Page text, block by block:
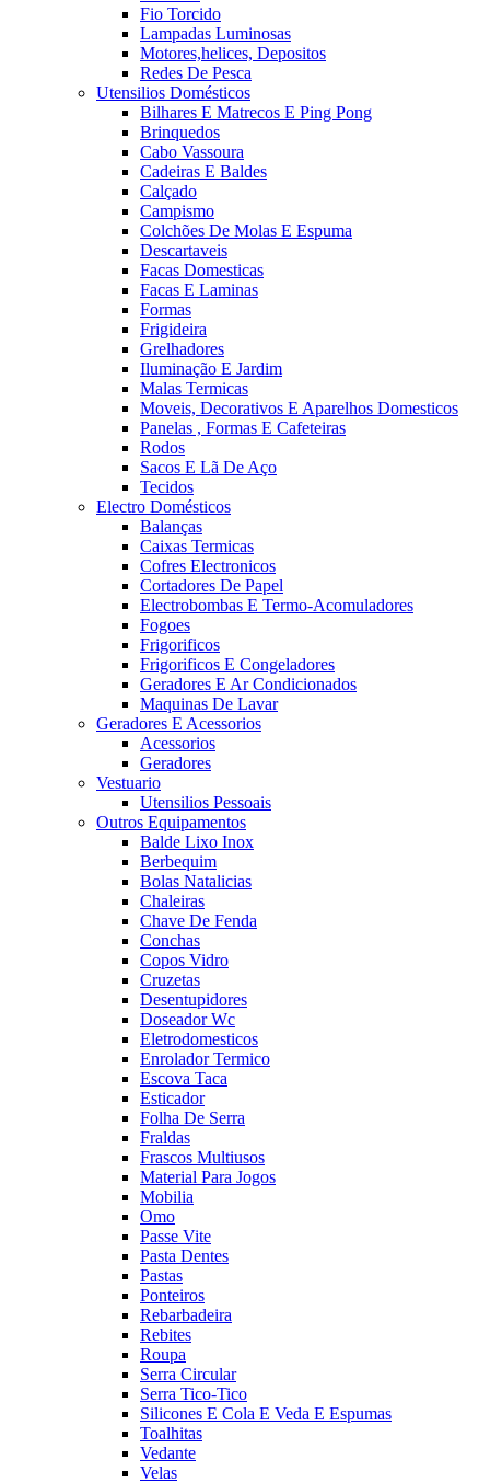
Fio Torcido
Lampadas Luminosas
Motores,helices, Depositos
Redes De Pesca
Utensilios Domésticos
Bilhares E Matrecos E Ping Pong
Brinquedos
Cabo Vassoura
Cadeiras E Baldes
Calçado
Campismo
Colchões De Molas E Espuma
Descartaveis
Facas Domesticas
Facas E Laminas
Formas
Frigideira
Grelhadores
Iluminação E Jardim
Malas Termicas
Moveis, Decorativos E Aparelhos Domesticos
Panelas , Formas E Cafeteiras
Rodos
Sacos E Lã De Aço
Tecidos
Electro Domésticos
Balanças
Caixas Termicas
Cofres Electronicos
Cortadores De Papel
Electrobombas E Termo-Acomuladores
Fogoes
Frigorificos
Frigorificos E Congeladores
Geradores E Ar Condicionados
Maquinas De Lavar
Geradores E Acessorios
Acessorios
Geradores
Vestuario
Utensilios Pessoais
Outros Equipamentos
Balde Lixo Inox
Berbequim
Bolas Natalicias
Chaleiras
Chave De Fenda
Conchas
Copos Vidro
Cruzetas
Desentupidores
Doseador Wc
Eletrodomesticos
Enrolador Termico
Escova Taca
Esticador
Folha De Serra
Fraldas
Frascos Multiusos
Material Para Jogos
Mobilia
Omo
Passe Vite
Pasta Dentes
Pastas
Ponteiros
Rebarbadeira
Rebites
Roupa
Serra Circular
Serra Tico-Tico
Silicones E Cola E Veda E Espumas
Toalhitas
Vedante
Velas